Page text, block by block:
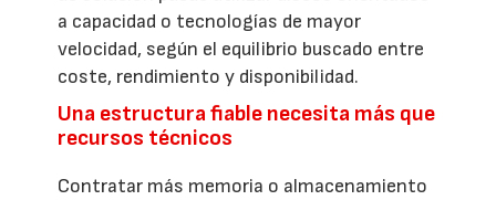
a capacidad o tecnologías de mayor
velocidad, según el equilibrio buscado entre
coste, rendimiento y disponibilidad.
Una estructura fiable necesita más que
recursos técnicos
Contratar más memoria o almacenamiento